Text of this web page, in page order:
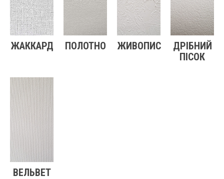
ЖАККАРД ПОЛОТНО ЖИВОПИС
ДРІБНИЙ
ПІСОК
ВЕЛЬВЕТ